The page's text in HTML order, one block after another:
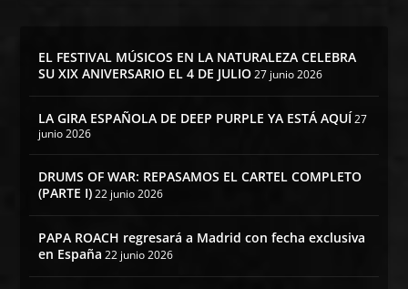
EL FESTIVAL MÚSICOS EN LA NATURALEZA CELEBRA
SU XIX ANIVERSARIO EL 4 DE JULIO 27 junio 2026
LA GIRA ESPAÑOLA DE DEEP PURPLE YA ESTÁ AQUÍ27
junio 2026
DRUMS OF WAR: REPASAMOS EL CARTEL COMPLETO
(PARTE I) 22 junio 2026
PAPA ROACH regresará a Madrid con fecha exclusiva
en España 22 junio 2026